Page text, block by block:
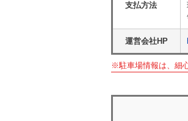
支払方法
運営会社HP
※駐車場情報は、細